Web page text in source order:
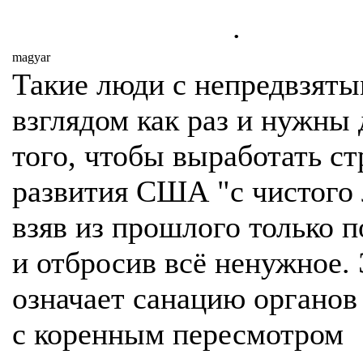
.
magyar
Такие люди с
взглядом как раз и нужны
того, чтобы выработать
развития США "с чистого
взяв из прошлого только
и отбросив всё ненужное.
означает санацию
с коренным пересмотром